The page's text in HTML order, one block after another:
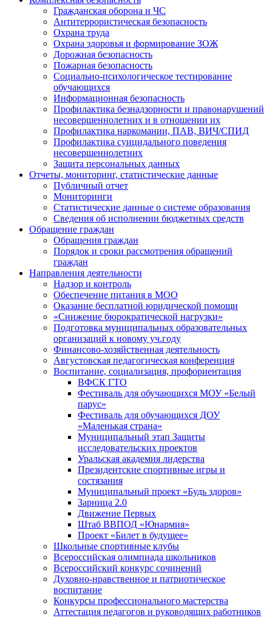
Гражданская оборона и ЧС
Антитеррористическая безопасность
Охрана труда
Охрана здоровья и формирование ЗОЖ
Дорожная безопасность
Пожарная безопасность
Социально-психологическое тестирование
обучающихся
Информационная безопасность
Профилактика безнадзорности и правонарушений
несовершеннолетних и в отношении их
Профилактика наркомании, ПАВ, ВИЧ/СПИД
Профилактика суицидального поведения
несовершеннолетних
Защита персональных данных
Отчеты, мониторинг, статистические данные
Публичный отчет
Мониторинги
Статистические данные о системе образования
Сведения об исполнении бюджетных средств
Обращение граждан
Обращения граждан
Порядок и сроки рассмотрения обращений
граждан
Направления деятельности
Надзор и контроль
Обеспечение питания в МОО
Оказание бесплатной юридической помощи
«Снижение бюрократической нагрузки»
Подготовка муниципальных образовательных
организаций к новому уч.году
Финансово-хозяйственная деятельность
Августовская педагогическая конференция
Воспитание, социализация, профориентация
ВФСК ГТО
Фестиваль для обучающихся МОУ «Белый
парус»
Фестиваль для обучающихся ДОУ
«Маленькая страна»
Муниципальный этап Защиты
исследовательских проектов
Уральская академия лидерства
Президентские спортивные игры и
состязания
Муниципальный проект «Будь здоров»
Зарница 2.0
Движение Первых
Штаб ВВПОД «Юнармия»
Проект «Билет в будущее»
Школьные спортивные клубы
Всероссийская олимпиада школьников
Всероссийский конкурс сочинений
Духовно-нравственное и патриотическое
воспитание
Конкурсы профессионального мастерства
Аттестация педагогов и руководящих работников